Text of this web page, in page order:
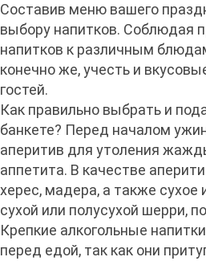
Составив меню вашего
выбору напитков. Соблюдая
напитков к различным
конечно же, учесть и
гостей.
Как правильно выбрать и
банкете? Перед началом
аперитив для утоления
аппетита. В качестве
херес, мадера, а также сухое
сухой или полусухой шерри,
Крепкие алкогольные
перед едой, так как они